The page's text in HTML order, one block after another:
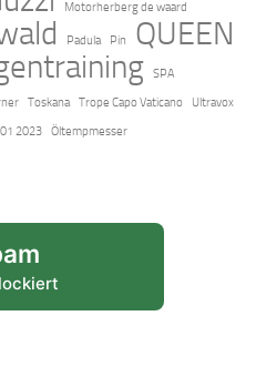
Motorherberg de waard
Padula Pin QUEEN
SPA
Toskana Trope Capo Vaticano
Ultravox
2023 Öltempmesser